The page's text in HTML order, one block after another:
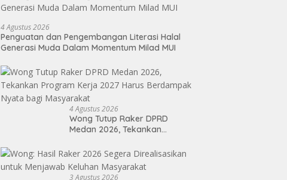
4 Agustus 2026
Penguatan dan Pengembangan Literasi Halal
Generasi Muda Dalam Momentum Milad MUI
4 Agustus 2026
Wong Tutup Raker DPRD
Medan 2026, Tekankan
Berdampak Nyata bagi
Masyarakat
3 Agustus 2026